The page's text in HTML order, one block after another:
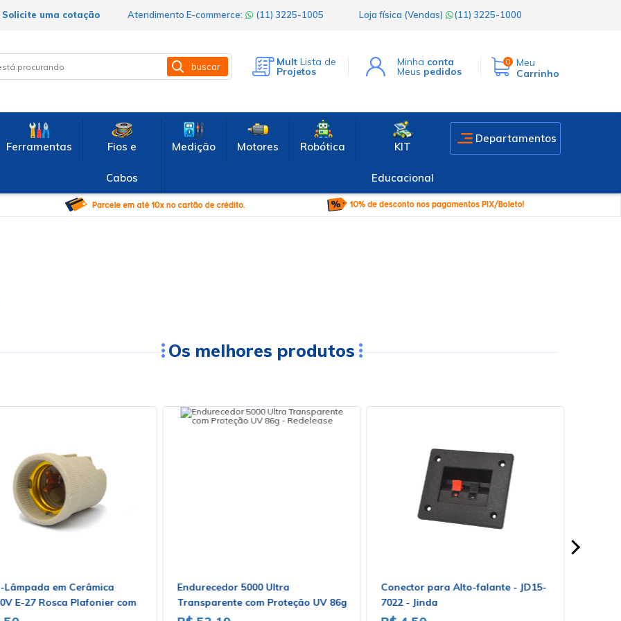
Atendimento E-commerce: (11) 3225-1005 Loja física (Vendas) (11) 3225-1000
Solicite uma cotação
buscar Mult Lista de
Projetos
Minha conta
Meus pedidos
0
Meu
Carrinho
Ferramentas Fios e
Cabos
Medição Motores Robótica KIT
Educacional
Departamentos
Os melhores produtos
Lâmpada em Cerâmica
E-27 Rosca Plafonier com
de Latão - 015EBN - Enerbras
Endurecedor 5000 Ultra
Transparente com Proteção UV 86g
- Redelease
Conector para Alto-falante - JD15-
7022 - Jinda